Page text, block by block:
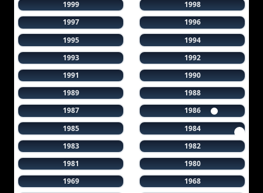
1999
1998
1997
1996
1995
1994
1993
1992
1991
1990
1989
1988
1987
1986
1985
1984
1983
1982
1981
1980
1969
1968